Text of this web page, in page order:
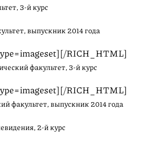
3-й курс
выпускник 2014 года
RICH_HTML]
факультет, 3-й курс
RICH_HTML]
факультет, выпускник 2014 года
2-й курс